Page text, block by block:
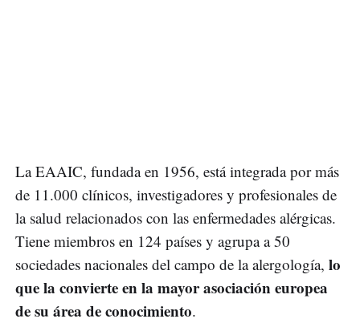
La EAAIC, fundada en 1956, está integrada por más
de 11.000 clínicos, investigadores y profesionales de
la salud relacionados con las enfermedades alérgicas.
Tiene miembros en 124 países y agrupa a 50
sociedades nacionales del campo de la alergología, lo
que la convierte en la mayor asociación europea
de su área de conocimiento.